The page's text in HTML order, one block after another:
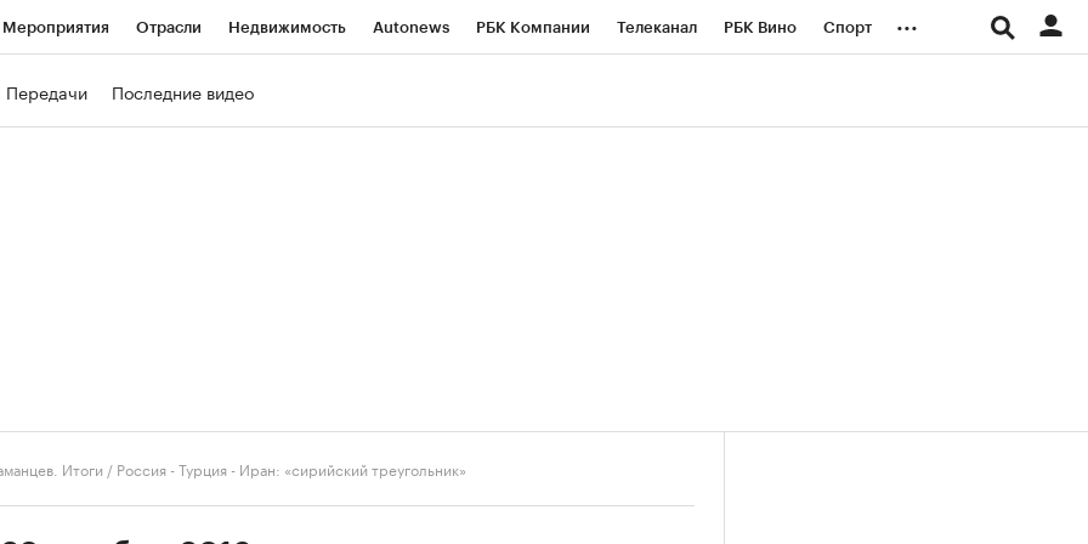
Мероприятия Отрасли Недвижимость Autonews РБК Компании Телеканал РБК Вино Спорт ...
Передачи Последние видео
Итоги / Россия - Турция - Иран: «сирийский треугольник»